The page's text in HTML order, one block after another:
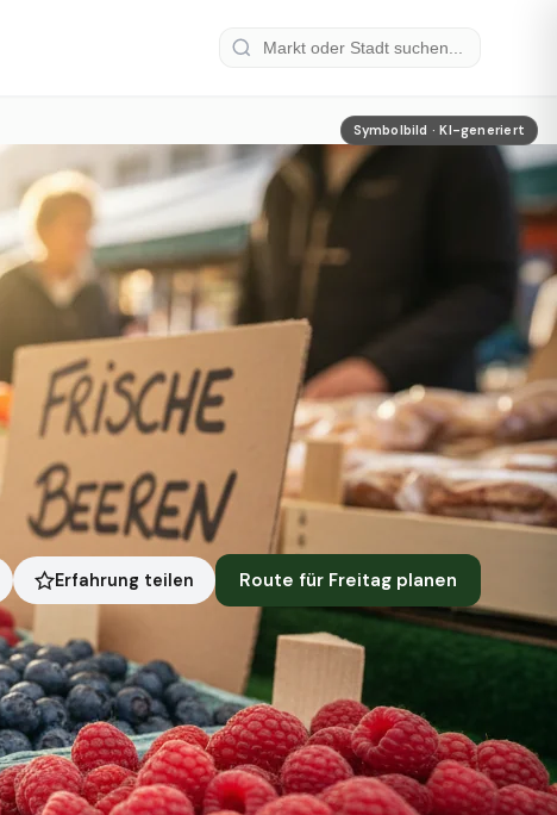
Symbolbild · KI-generiert
Erfahrung teilen Route für Freitag planen
Symbolbild · KI-generiert